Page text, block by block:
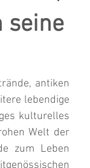
seine
antiken
lebendige
kulturelles
zum Leben